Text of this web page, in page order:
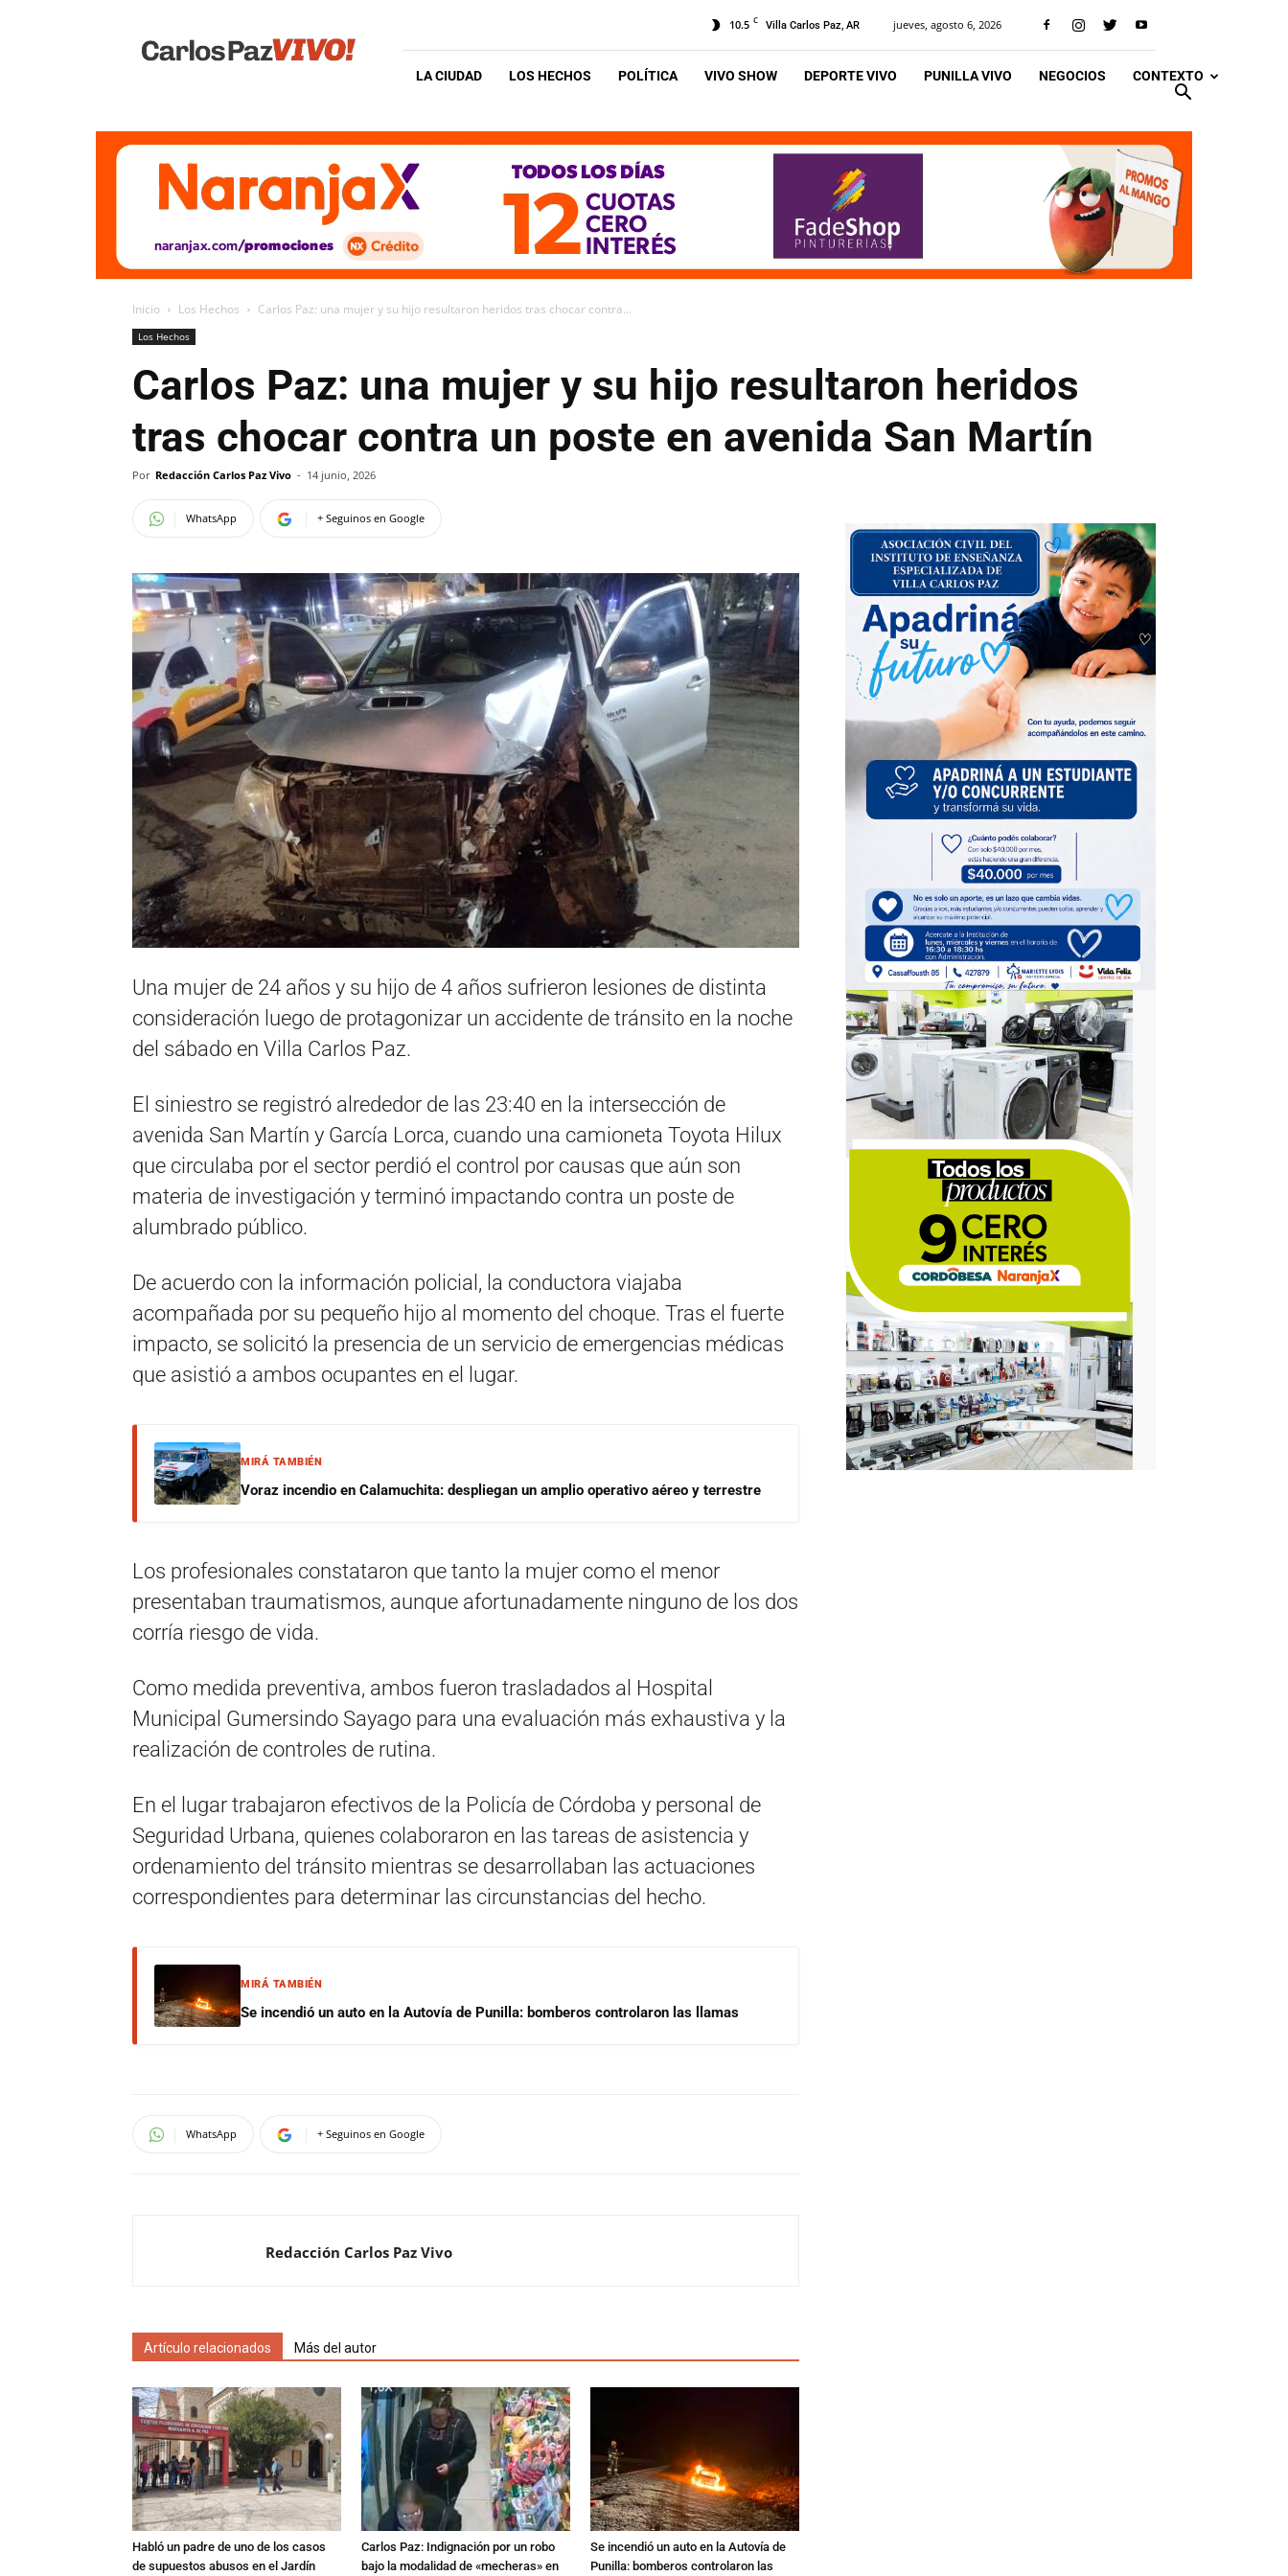
Vivo
10.5 C Villa Carlos Paz, AR jueves, agosto 6, 2026
LA CIUDAD LOS HECHOS POLÍTICA VIVO SHOW DEPORTE VIVO PUNILLA VIVO NEGOCIOS CONTEXTO
Inicio Los Hechos Carlos Paz: una mujer y su hijo resultaron heridos tras chocar contra...
Los Hechos
Carlos Paz: una mujer y su hijo resultaron heridos
tras chocar contra un poste en avenida San Martín
Por Redacción Carlos Paz Vivo - 14 junio, 2026
WhatsApp + Seguinos en Google
Una mujer de 24 años y su hijo de 4 años sufrieron lesiones de distinta
consideración luego de protagonizar un accidente de tránsito en la noche
del sábado en Villa Carlos Paz.
El siniestro se registró alrededor de las 23:40 en la intersección de
avenida San Martín y García Lorca, cuando una camioneta Toyota Hilux
que circulaba por el sector perdió el control por causas que aún son
materia de investigación y terminó impactando contra un poste de
alumbrado público.
De acuerdo con la información policial, la conductora viajaba
acompañada por su pequeño hijo al momento del choque. Tras el fuerte
impacto, se solicitó la presencia de un servicio de emergencias médicas
que asistió a ambos ocupantes en el lugar.
MIRÁ TAMBIÉN
Voraz incendio en Calamuchita: despliegan un amplio operativo aéreo y terrestre
Los profesionales constataron que tanto la mujer como el menor
presentaban traumatismos, aunque afortunadamente ninguno de los dos
corría riesgo de vida.
Como medida preventiva, ambos fueron trasladados al Hospital
Municipal Gumersindo Sayago para una evaluación más exhaustiva y la
realización de controles de rutina.
En el lugar trabajaron efectivos de la Policía de Córdoba y personal de
Seguridad Urbana, quienes colaboraron en las tareas de asistencia y
ordenamiento del tránsito mientras se desarrollaban las actuaciones
correspondientes para determinar las circunstancias del hecho.
MIRÁ TAMBIÉN
Se incendió un auto en la Autovía de Punilla: bomberos controlaron las llamas
WhatsApp + Seguinos en Google
Redacción Carlos Paz Vivo
Artículo relacionados Más del autor
Habló un padre de uno de los casos
de supuestos abusos en el Jardín
Carlos Paz: Indignación por un robo
bajo la modalidad de «mecheras» en
Se incendió un auto en la Autovía de
Punilla: bomberos controlaron las